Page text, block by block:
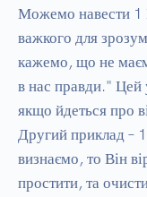
Можемо навести 1
важкого для
кажемо, що не
в нас правди." Цей
якщо йдеться про
Другий приклад –
визнаємо, то Він
простити, та